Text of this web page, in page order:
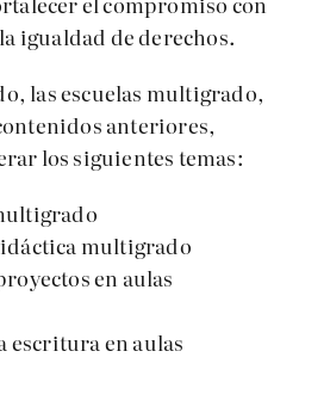
igualdad de derechos.
las escuelas multigrado,
anteriores,
los siguientes temas:
multigrado
en aulas
escritura en aulas